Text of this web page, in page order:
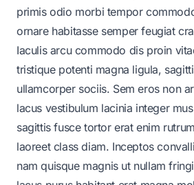
primis odio morbi tempor
ornare habitasse semper feugiat
Iaculis arcu commodo dis proin
tristique potenti magna ligula,
ullamcorper sociis. Sem eros non
lacus vestibulum lacinia integer
sagittis fusce tortor erat enim
laoreet class diam. Inceptos
nam quisque magnis ut nullam